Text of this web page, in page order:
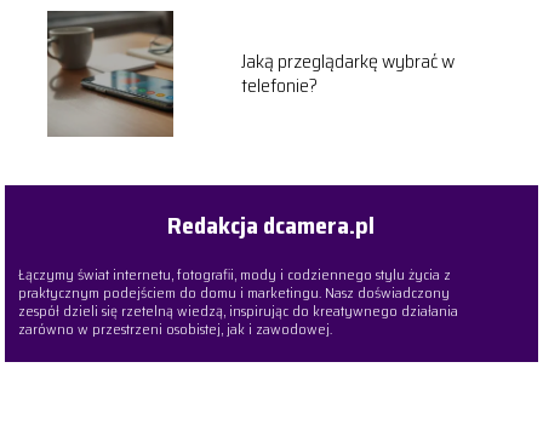
Jaką przeglądarkę wybrać w
telefonie?
Redakcja dcamera.pl
Łączymy świat internetu, fotografii, mody i codziennego stylu życia z
praktycznym podejściem do domu i marketingu. Nasz doświadczony
zespół dzieli się rzetelną wiedzą, inspirując do kreatywnego działania
zarówno w przestrzeni osobistej, jak i zawodowej.